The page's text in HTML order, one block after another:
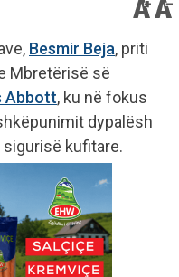
Besmir Beja, priti
Mbretërisë së
Abbott, ku në fokus
dypalësh
kufitare.